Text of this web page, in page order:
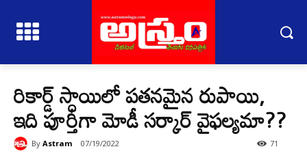
రికార్డ్ స్ధాయిలో పతనమైన రుపాయి,
ఇది పూర్తిగా మోడీ సర్కార్ వైఫల్యమా??
By Astram 07/19/2022 71